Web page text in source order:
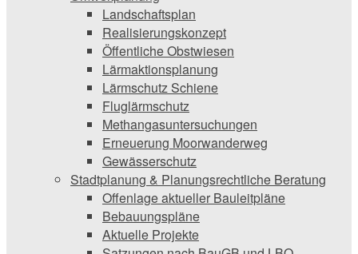
Landschaftsplan
Realisierungskonzept
Öffentliche Obstwiesen
Lärmaktionsplanung
Lärmschutz Schiene
Fluglärmschutz
Methangasuntersuchungen
Erneuerung Moorwanderweg
Gewässerschutz
Stadtplanung & Planungsrechtliche Beratung
Offenlage aktueller Bauleitpläne
Bebauungspläne
Aktuelle Projekte